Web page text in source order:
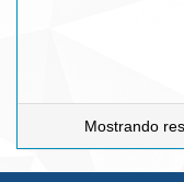
Mostrando